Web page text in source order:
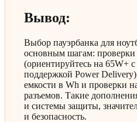
Вывод:
Выбор пауэрбанка для
основным шагам:
(ориентируйтесь на 65W+ с
поддержкой Power
емкости в Wh и проверки
разъемов. Такие
и системы защиты,
и безопасность.